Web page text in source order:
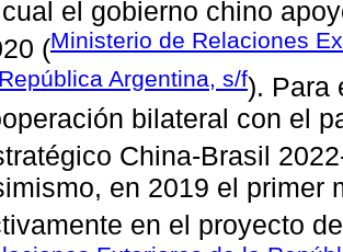
el gobierno chino
(Ministerio de Relaciones
Argentina, s/f). Para
bilateral con el
China-Brasil
en 2019 el primer
en el proyecto